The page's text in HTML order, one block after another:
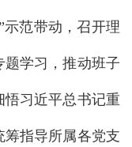
示范带动，召开理
学习，推动班子
习近平总书记重
指导所属各党支